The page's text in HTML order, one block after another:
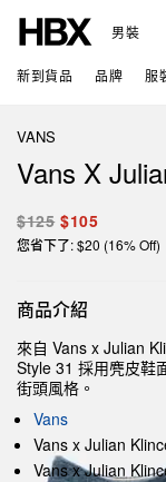
男裝
新到貨品 品牌 服
VANS
Vans X
$125 $105
您省下了: $20 (16% Off)
商品介紹
來自 Vans x Julian
Style 31 採用麂皮鞋
街頭風格。
Vans
Vans x Julian
Vans x Julian